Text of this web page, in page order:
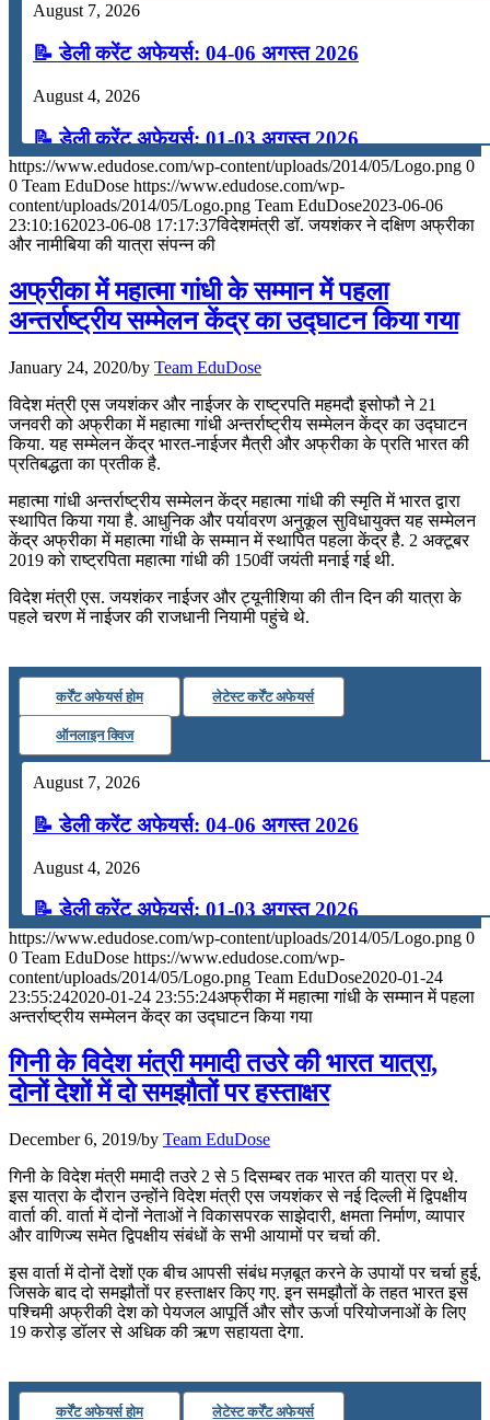
August 7, 2026
📝 डेली करेंट अफेयर्स: 04-06 अगस्त 2026
August 4, 2026
📝 डेली करेंट अफेयर्स: 01-03 अगस्त 2026
July 31, 2026
📝 डेली करेंट अफेयर्स: 28-31 जुलाई 2026
📝 डेली करेंट अफेयर्स: 25-27 जुलाई 2026
📝 डेली करेंट अफेयर्स: 22-24 जुलाई 2026
July 22, 2026
📝 डेली करेंट अफेयर्स: 19-21 जुलाई 2026
July 19, 2026
📝 डेली करेंट अफेयर्स: 16-18 जुलाई 2026
https://www.edudose.com/wp-content/uploads/2014/05/Logo.png 0
0 Team EduDose https://www.edudose.com/wp-
content/uploads/2014/05/Logo.png Team EduDose2023-06-06
23:10:162023-06-08 17:17:37विदेशमंत्री डॉ. जयशंकर ने दक्षिण अफ्रीका
और नामीबिया की यात्रा संपन्न की
अफ्रीका में महात्मा गांधी के सम्मान में पहला
अन्तर्राष्ट्रीय सम्मेलन केंद्र का उद्घाटन किया गया
January 24, 2020/by Team EduDose
विदेश मंत्री एस जयशंकर और नाईजर के राष्ट्रपति महमदौ इसोफौ ने 21
जनवरी को अफ्रीका में महात्मा गांधी अन्तर्राष्ट्रीय सम्मेलन केंद्र का उद्घाटन
किया. यह सम्मेलन केंद्र भारत-नाईजर मैत्री और अफ्रीका के प्रति भारत की
प्रतिबद्धता का प्रतीक है.
महात्मा गांधी अन्तर्राष्ट्रीय सम्मेलन केंद्र महात्मा गांधी की स्मृति में भारत द्वारा
स्थापित किया गया है. आधुनिक और पर्यावरण अनुकूल सुविधायुक्त यह सम्मेलन
केंद्र अफ्रीका में महात्मा गांधी के सम्मान में स्थापित पहला केंद्र है. 2 अक्टूबर
2019 को राष्ट्रपिता महात्मा गांधी की 150वीं जयंती मनाई गई थी.
विदेश मंत्री एस. जयशंकर नाईजर और ट्यूनीशिया की तीन दिन की यात्रा के
पहले चरण में नाईजर की राजधानी नियामी पहुंचे थे.
कर्रेंट अफेयर्स होम लेटेस्ट कर्रेंट अफेयर्स
ऑनलाइन क्विज
August 7, 2026
📝 डेली करेंट अफेयर्स: 04-06 अगस्त 2026
August 4, 2026
📝 डेली करेंट अफेयर्स: 01-03 अगस्त 2026
July 31, 2026
📝 डेली करेंट अफेयर्स: 28-31 जुलाई 2026
📝 डेली करेंट अफेयर्स: 25-27 जुलाई 2026
📝 डेली करेंट अफेयर्स: 22-24 जुलाई 2026
July 22, 2026
📝 डेली करेंट अफेयर्स: 19-21 जुलाई 2026
July 19, 2026
📝 डेली करेंट अफेयर्स: 16-18 जुलाई 2026
https://www.edudose.com/wp-content/uploads/2014/05/Logo.png 0
0 Team EduDose https://www.edudose.com/wp-
content/uploads/2014/05/Logo.png Team EduDose2020-01-24
23:55:242020-01-24 23:55:24अफ्रीका में महात्मा गांधी के सम्मान में पहला
अन्तर्राष्ट्रीय सम्मेलन केंद्र का उद्घाटन किया गया
गिनी के विदेश मंत्री ममादी तउरे की भारत यात्रा,
दोनों देशों में दो समझौतों पर हस्‍ताक्षर
December 6, 2019/by Team EduDose
गिनी के विदेश मंत्री ममादी तउरे 2 से 5 दिसम्‍बर तक भारत की यात्रा पर थे.
इस यात्रा के दौरान उन्होंने विदेश मंत्री एस जयशंकर से नई दिल्‍ली में द्विपक्षीय
वार्ता की. वार्ता में दोनों नेताओं ने विकासपरक साझेदारी, क्षमता निर्माण, व्‍यापार
और वाणिज्‍य समेत द्विपक्षीय संबंधों के सभी आयामों पर चर्चा की.
इस वार्ता में दोनों देशों एक बीच आपसी संबंध मज़बूत करने के उपायों पर चर्चा हुई,
जिसके बाद दो समझौतों पर हस्‍ताक्षर किए गए. इन समझौतों के तहत भारत इस
पश्चिमी अफ्रीकी देश को पेयजल आपूर्ति और सौर ऊर्जा परियोजनाओं के लिए
19 करोड़ डॉलर से अधिक की ऋण सहायता देगा.
कर्रेंट अफेयर्स होम लेटेस्ट कर्रेंट अफेयर्स